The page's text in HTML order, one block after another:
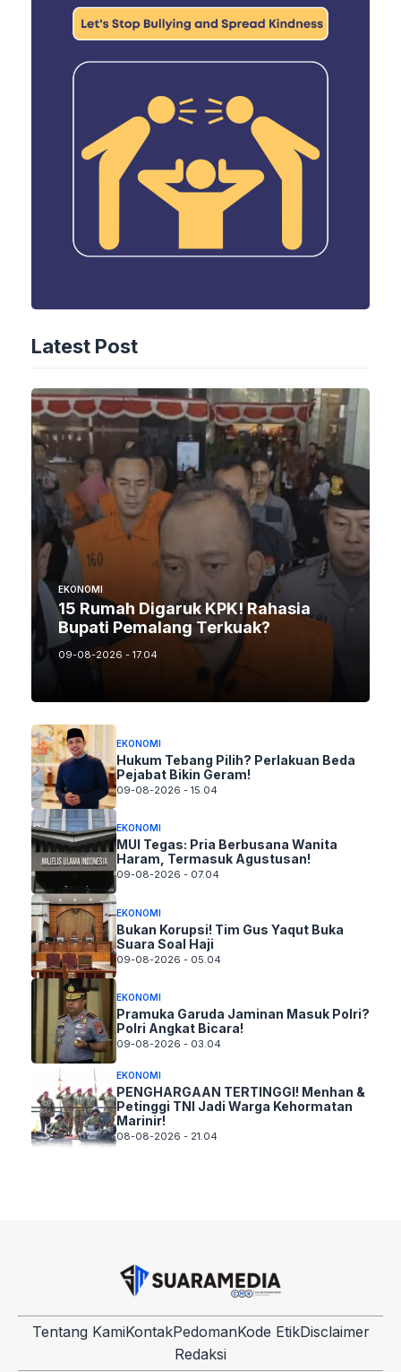
Latest Post
EKONOMI
15 Rumah Digaruk KPK! Rahasia
Bupati Pemalang Terkuak?
09-08-2026 - 17.04
EKONOMI
Hukum Tebang Pilih? Perlakuan Beda
Pejabat Bikin Geram!
09-08-2026 - 15.04
EKONOMI
MUI Tegas: Pria Berbusana Wanita
Haram, Termasuk Agustusan!
09-08-2026 - 07.04
EKONOMI
Bukan Korupsi! Tim Gus Yaqut Buka
Suara Soal Haji
09-08-2026 - 05.04
EKONOMI
Pramuka Garuda Jaminan Masuk Polri?
Polri Angkat Bicara!
09-08-2026 - 03.04
EKONOMI
PENGHARGAAN TERTINGGI! Menhan &
Petinggi TNI Jadi Warga Kehormatan
Marinir!
08-08-2026 - 21.04
Tentang KamiKontakPedomanKode EtikDisclaimer
Redaksi